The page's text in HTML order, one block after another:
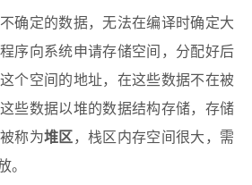
确定的数据，无法在编译时确定大
序向系统申请存储空间，分配好后
个空间的地址，在这些数据不在被
些数据以堆的数据结构存储，存储
称为堆区 ，栈区内存空间很大，需
。